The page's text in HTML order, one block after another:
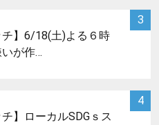
3
チ】6/18(土)よる６時
が作…
4
チ】ローカルSDGｓス